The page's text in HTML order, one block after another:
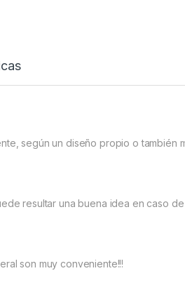
según un diseño propio o también
resultar una buena idea en caso
son muy conveniente!!!